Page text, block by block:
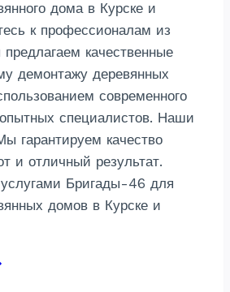
дома в Курске и
к профессионалам из
качественные
демонтажу деревянных
современного
специалистов. Наши
гарантируем качество
и отличный результат.
услугами Бригады-46 для
домов в Курске и